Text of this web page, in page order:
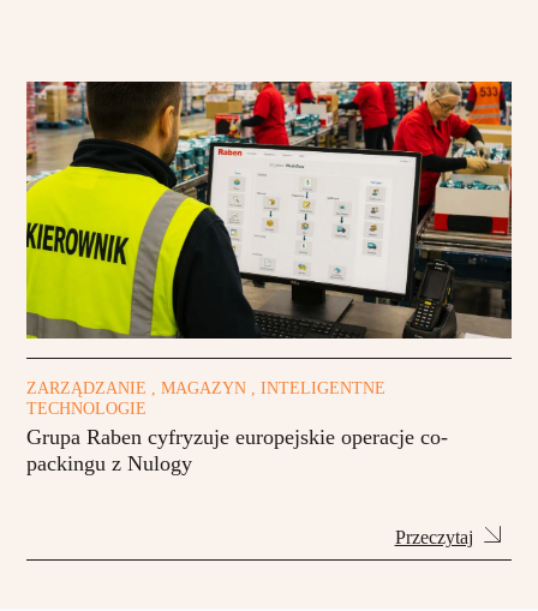
ZARZĄDZANIE , MAGAZYN , INTELIGENTNE
TECHNOLOGIE
Grupa Raben cyfryzuje europejskie operacje co-
packingu z Nulogy
Przeczytaj